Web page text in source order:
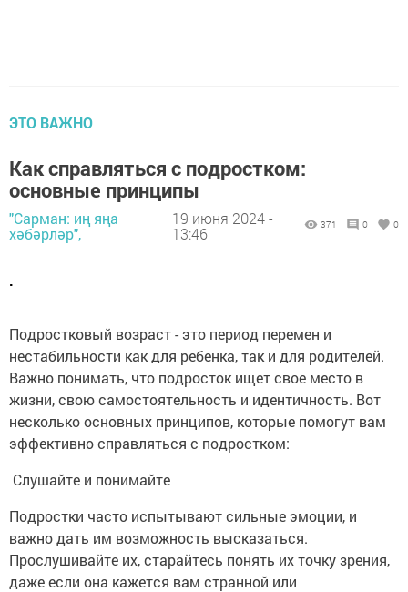
ЭТО ВАЖНО
Как справляться с подростком:
основные принципы
"Сарман: иң яңа
хәбәрләр",
19 июня 2024 -
13:46
371 0 0
.
Подростковый возраст - это период перемен и
нестабильности как для ребенка, так и для родителей.
Важно понимать, что подросток ищет свое место в
жизни, свою самостоятельность и идентичность. Вот
несколько основных принципов, которые помогут вам
эффективно справляться с подростком:
Слушайте и понимайте
Подростки часто испытывают сильные эмоции, и
важно дать им возможность высказаться.
Прослушивайте их, старайтесь понять их точку зрения,
даже если она кажется вам странной или